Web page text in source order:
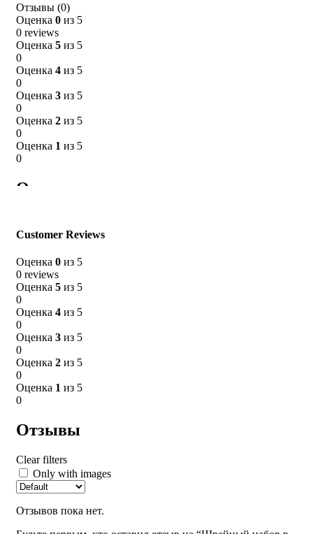
Отзывы (0)
Оценка 0 из 5
0 reviews
Оценка 5 из 5
0
Оценка 4 из 5
0
Оценка 3 из 5
0
Оценка 2 из 5
0
Оценка 1 из 5
0
Отзывы
Only with images
Отзывов пока нет.
Будьте первым, кто оставил отзыв на “Швейный набор в
картоне (6 ниток, 2пуговицы, булавочка, иголка) с
золотой полосой”
Ваш адрес email не будет опубликован.
помечены
Ваша оценка
Ваш отзыв
Имя*
Customer Reviews
Оценка 0 из 5
0 reviews
Оценка 5 из 5
0
Оценка 4 из 5
0
Оценка 3 из 5
0
Оценка 2 из 5
0
Оценка 1 из 5
0
Отзывы
Clear filters
Only with images
Отзывов пока нет.